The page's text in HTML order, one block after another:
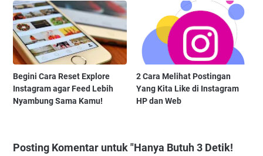
Begini Cara Reset Explore
Instagram agar Feed Lebih
Nyambung Sama Kamu!
2 Cara Melihat Postingan
Yang Kita Like di Instagram
HP dan Web
Posting Komentar untuk "Hanya Butuh 3 Detik!